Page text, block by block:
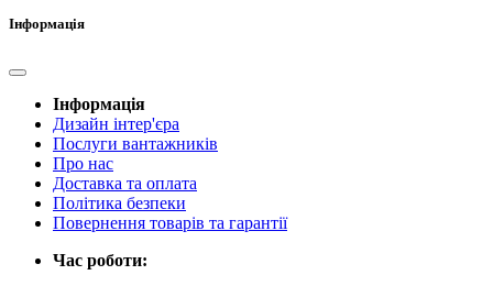
Інформація
Інформація
Дизайн інтер'єра
Послуги вантажників
Про нас
Доставка та оплата
Політика безпеки
Повернення товарів та гарантії
Час роботи: